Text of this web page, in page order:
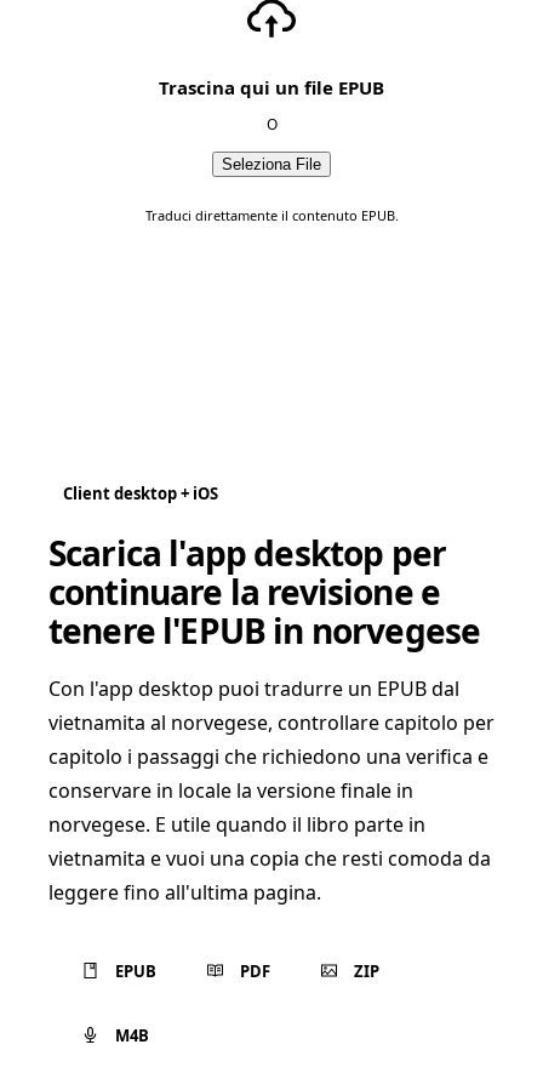
Trascina qui un file EPUB
O
Seleziona File
Traduci direttamente il contenuto EPUB.
Client desktop + iOS
Scarica l'app desktop per
continuare la revisione e
tenere l'EPUB in norvegese
Con l'app desktop puoi tradurre un EPUB dal
vietnamita al norvegese, controllare capitolo per
capitolo i passaggi che richiedono una verifica e
conservare in locale la versione finale in
norvegese. E utile quando il libro parte in
vietnamita e vuoi una copia che resti comoda da
leggere fino all'ultima pagina.
EPUB PDF ZIP
M4B